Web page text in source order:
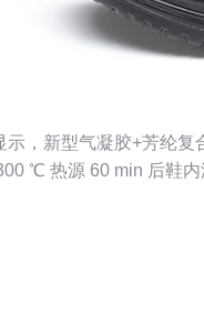
示，新型气凝胶+芳纶
℃ 热源 60 min 后鞋